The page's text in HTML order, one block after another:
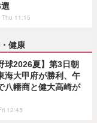
11:15
健康
球2026夏】第3日朝
海大甲府が勝利、午
八幡商と健大高崎が
12:45